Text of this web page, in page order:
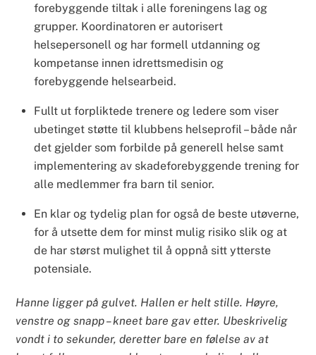
forebyggende tiltak i alle foreningens lag og
grupper. Koordinatoren er autorisert
helsepersonell og har formell utdanning og
kompetanse innen idrettsmedisin og
forebyggende helsearbeid.
Fullt ut forpliktede trenere og ledere som viser
ubetinget støtte til klubbens helseprofil – både når
det gjelder som forbilde på generell helse samt
implementering av skadeforebyggende trening for
alle medlemmer fra barn til senior.
En klar og tydelig plan for også de beste utøverne,
for å utsette dem for minst mulig risiko slik og at
de har størst mulighet til å oppnå sitt ytterste
potensiale.
Hanne ligger på gulvet. Hallen er helt stille. Høyre,
venstre og snapp – kneet bare gav etter. Ubeskrivelig
vondt i to sekunder, deretter bare en følelse av at